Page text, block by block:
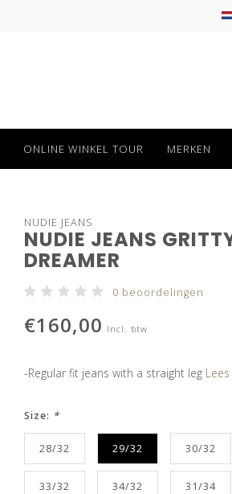
Tot 30
ONLINE WINKEL TOUR MERKEN
NUDIE JEANS
NUDIE JEANS
DREAMER
0 beoordelingen
€160,00 Incl. btw
-Regular fit jeans with a straight leg
Size: *
28/32 29/32 30/32
33/32 34/32 31/34